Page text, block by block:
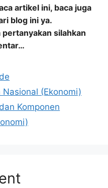
artikel ini, baca juga
blog ini ya.
pertanyakan silahkan
(Ekonomi)
Komponen